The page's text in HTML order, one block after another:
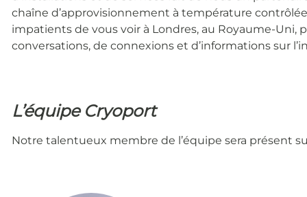
chaîne d’approvisionnement à température
impatients de vous voir à Londres, au Royaume-
conversations, de connexions et d’informations sur
L’équipe Cryoport
Notre talentueux membre de l’équipe sera présent